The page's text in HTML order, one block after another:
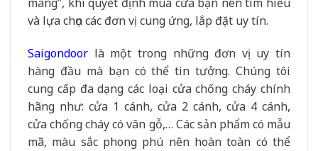
và lựa chọn các đơn vị cung ứng, lắp đặt uy tín.
Saigondoor là một trong những đơn vị uy tín
hàng đầu mà bạn có thể tin tưởng. Chúng tôi
cung cấp đa dạng các loại cửa chống cháy chính
hãng như: cửa 1 cánh, cửa 2 cánh, cửa 4 cánh,
cửa chống cháy có vân gỗ,… Các sản phẩm có mẫu
mã, màu sắc phong phú nên hoàn toàn có thể